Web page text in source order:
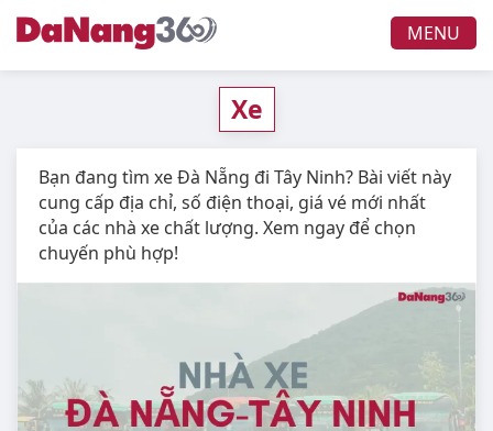
MENU
Xe
Bạn đang tìm xe Đà Nẵng đi Tây Ninh? Bài viết này
cung cấp địa chỉ, số điện thoại, giá vé mới nhất
của các nhà xe chất lượng. Xem ngay để chọn
chuyến phù hợp!